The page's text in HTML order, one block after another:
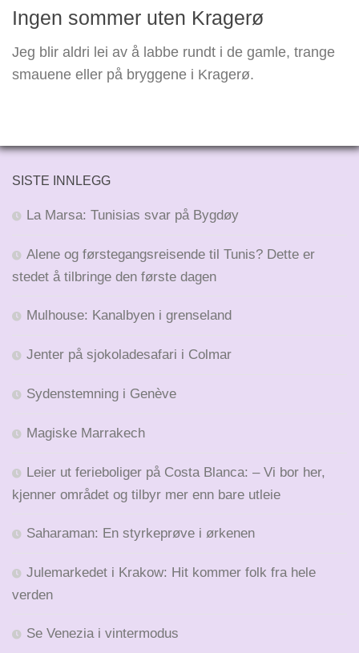
Ingen sommer uten Kragerø
Jeg blir aldri lei av å labbe rundt i de gamle, trange
smauene eller på bryggene i Kragerø.
SISTE INNLEGG
La Marsa: Tunisias svar på Bygdøy
Alene og førstegangsreisende til Tunis? Dette er
stedet å tilbringe den første dagen
Mulhouse: Kanalbyen i grenseland
Jenter på sjokoladesafari i Colmar
Sydenstemning i Genève
Magiske Marrakech
Leier ut ferieboliger på Costa Blanca: – Vi bor her,
kjenner området og tilbyr mer enn bare utleie
Saharaman: En styrkeprøve i ørkenen
Julemarkedet i Krakow: Hit kommer folk fra hele
verden
Se Venezia i vintermodus